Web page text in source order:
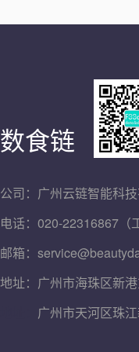
数食链
公司：广州云链智能科
电话：020-22316867（
邮箱：
地址：广州市海珠区新
广州市天河区珠